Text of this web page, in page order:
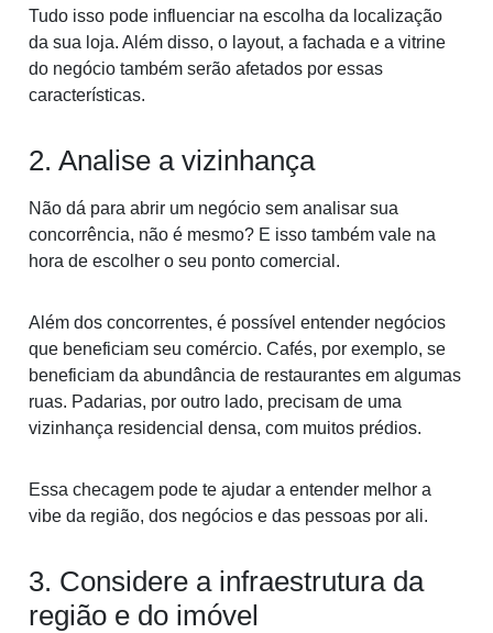
Tudo isso pode influenciar na escolha da localização
da sua loja. Além disso, o layout, a fachada e a vitrine
do negócio também serão afetados por essas
características.
2. Analise a vizinhança
Não dá para abrir um negócio sem analisar sua
concorrência, não é mesmo? E isso também vale na
hora de escolher o seu ponto comercial.
Além dos concorrentes, é possível entender negócios
que beneficiam seu comércio. Cafés, por exemplo, se
beneficiam da abundância de restaurantes em algumas
ruas. Padarias, por outro lado, precisam de uma
vizinhança residencial densa, com muitos prédios.
Essa checagem pode te ajudar a entender melhor a
vibe da região, dos negócios e das pessoas por ali.
3. Considere a infraestrutura da
região e do imóvel